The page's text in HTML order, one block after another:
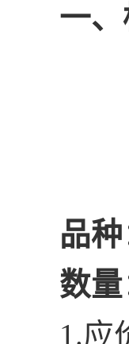
一、
品
数量
1.应